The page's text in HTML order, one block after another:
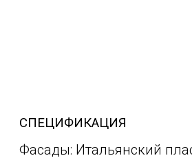
СПЕЦИФИКАЦИЯ
Фасады: Итальянский